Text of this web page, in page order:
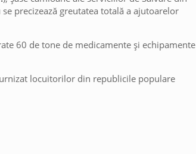
se precizează greutatea totală a ajutoarelor
60 de tone de medicamente și echipamente
locuitorilor din republicile populare